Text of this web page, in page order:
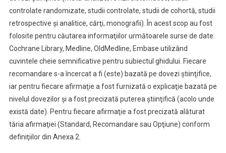
controlate randomizate, studii controlate, studii de cohortă, studii
retrospective şi analitice, cărţi, monografii). În acest scop au fost
folosite pentru căutarea informaţiilor următoarele surse de date:
Cochrane Library, Medline, OldMedline, Embase utilizând
cuvintele cheie semnificative pentru subiectul ghidului. Fiecare
recomandare s-a încercat a fi (este) bazată pe dovezi ştiinţifice,
iar pentru fiecare afirmaţie a fost furnizată o explicaţie bazată pe
nivelul dovezilor şi a fost precizată puterea ştiinţifică (acolo unde
există date). Pentru fiecare afirmaţie a fost precizată alăturat
tăria afirmaţiei (Standard, Recomandare sau Opţiune) conform
definiţiilor din Anexa 2.